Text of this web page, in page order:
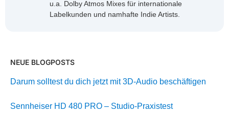
u.a. Dolby Atmos Mixes für internationale
Labelkunden und namhafte Indie Artists.
NEUE BLOGPOSTS
Darum solltest du dich jetzt mit 3D-Audio beschäftigen
Sennheiser HD 480 PRO – Studio-Praxistest